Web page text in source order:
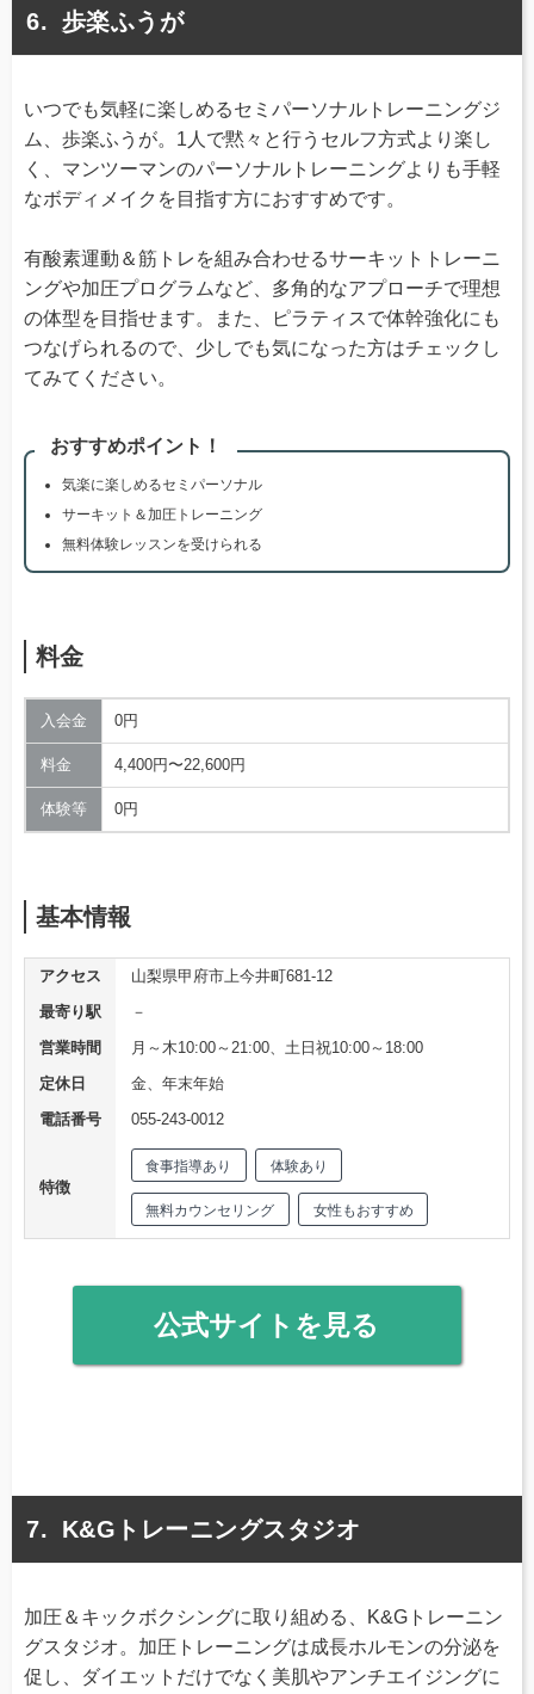
歩楽ふうが
いつでも気軽に楽しめるセミパーソナルトレーニングジ
ム、歩楽ふうが。1人で黙々と行うセルフ方式より楽し
く、マンツーマンのパーソナルトレーニングよりも手軽
なボディメイクを目指す方におすすめです。
有酸素運動＆筋トレを組み合わせるサーキットトレーニ
ングや加圧プログラムなど、多角的なアプローチで理想
の体型を目指せます。また、ピラティスで体幹強化にも
つなげられるので、少しでも気になった方はチェックし
てみてください。
おすすめポイント！
気楽に楽しめるセミパーソナル
サーキット＆加圧トレーニング
無料体験レッスンを受けられる
料金
入会金 0円
料金 4,400円〜22,600円
体験等 0円
基本情報
アクセス
山梨県甲府市上今井町681-12
最寄り駅
－
営業時間
月～木10:00～21:00、土日祝10:00～18:00
定休日
金、年末年始
電話番号
055-243-0012
特徴
食事指導あり 体験あり
無料カウンセリング 女性もおすすめ
公式サイトを見る
K&Gトレーニングスタジオ
加圧＆キックボクシングに取り組める、K&Gトレーニン
グスタジオ。加圧トレーニングは成長ホルモンの分泌を
促し、ダイエットだけでなく美肌やアンチエイジングに